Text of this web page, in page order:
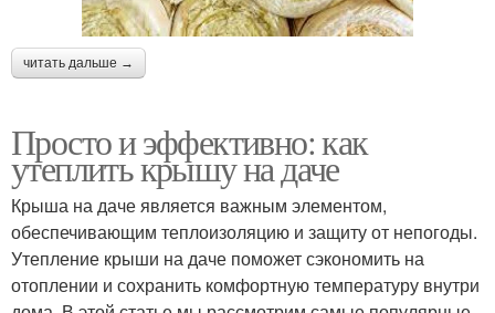
читать дальше →
Просто и эффективно: как
утеплить крышу на даче
Крыша на даче является важным элементом,
обеспечивающим теплоизоляцию и защиту от непогоды.
Утепление крыши на даче поможет сэкономить на
отоплении и сохранить комфортную температуру внутри